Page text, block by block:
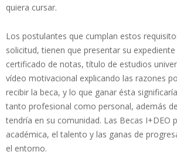
quiera cursar.
Los postulantes que cumplan estos
solicitud, tienen que presentar su
certificado de notas, título de estudios
vídeo motivacional explicando las razones
recibir la beca, y lo que ganar ésta
tanto profesional como personal, además
tendría en su comunidad. Las Becas I+DEO
académica, el talento y las ganas de
el entorno.